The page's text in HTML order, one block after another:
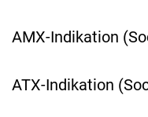
AMX-Indikation
ATX-Indikation